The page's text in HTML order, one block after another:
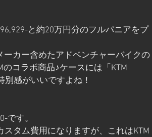
と約20万円分のフルパニアをプ
カー含めたアドベンチャーバイクの
のコラボ商品♪ケースには「KTM
別感がいいですよね！
です。
タム費用になりますが、これはKTM